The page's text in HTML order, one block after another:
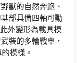
獸的自然奔跑、
部具備四軸可動
外變形為載具模
裝的多輪戰車，
模樣。